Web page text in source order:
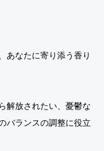
あなたに寄り添う香り
解放されたい、憂鬱な
バランスの調整に役立